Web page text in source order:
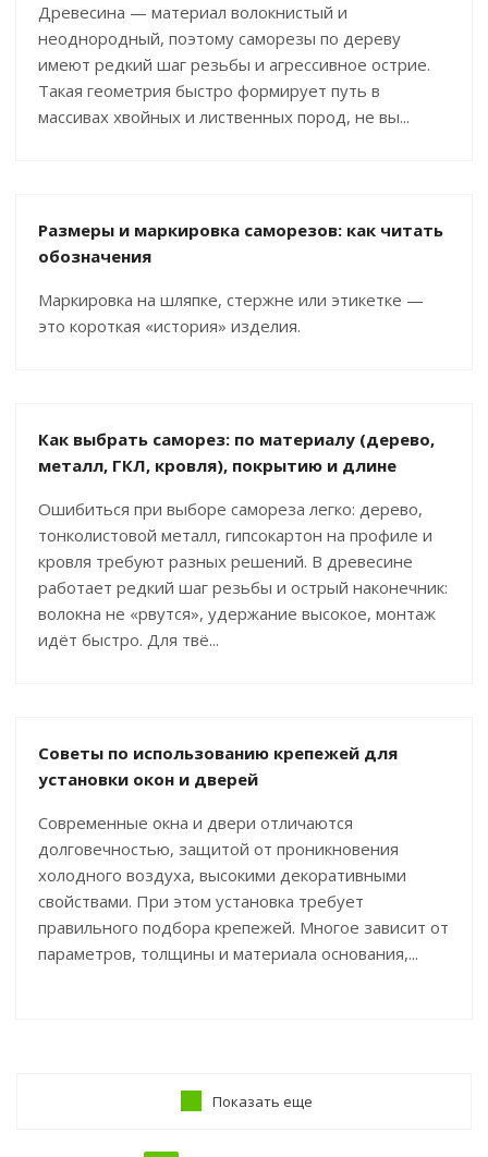
Древесина — материал волокнистый и
неоднородный, поэтому саморезы по дереву
имеют редкий шаг резьбы и агрессивное острие.
Такая геометрия быстро формирует путь в
массивах хвойных и лиственных пород, не вы...
Размеры и маркировка саморезов: как читать
обозначения
Маркировка на шляпке, стержне или этикетке —
это короткая «история» изделия.
Как выбрать саморез: по материалу (дерево,
металл, ГКЛ, кровля), покрытию и длине
Ошибиться при выборе самореза легко: дерево,
тонколистовой металл, гипсокартон на профиле и
кровля требуют разных решений. В древесине
работает редкий шаг резьбы и острый наконечник:
волокна не «рвутся», удержание высокое, монтаж
идёт быстро. Для твё...
Советы по использованию крепежей для
установки окон и дверей
Современные окна и двери отличаются
долговечностью, защитой от проникновения
холодного воздуха, высокими декоративными
свойствами. При этом установка требует
правильного подбора крепежей. Многое зависит от
параметров, толщины и материала основания,...
Показать еще